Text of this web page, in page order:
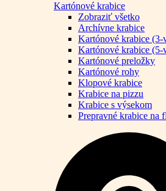
Kartónové krabice
Zobraziť všetko
Archívne krabice
Kartónové krabice (3-
Kartónové krabice (5-
Kartónové preložky
Kartónové rohy
Klopové krabice
Krabice na pizzu
Krabice s výsekom
Prepravné krabice na